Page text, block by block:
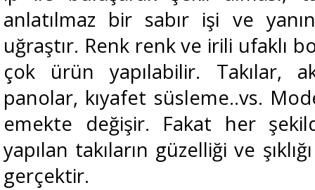
anlatılmaz bir sabır işi ve
uğraştır. Renk renk ve irili ufaklı
çok ürün yapılabilir. Takılar,
panolar, kıyafet süsleme..vs.
emekte değişir. Fakat her
yapılan takıların güzelliği ve
gerçektir.